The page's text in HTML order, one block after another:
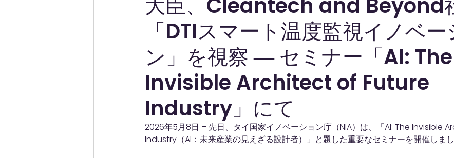
「DTIスマート温度監視イノベー
ン」を視察 ― セミナー「AI: The
Invisible Architect of Future
Industry」にて
2026年5月8日 – 先日、タイ国家イノベーション庁（NIA）は、「AI: The Invisible
Industry（AI：未来産業の見えざる設計者）」と題した重要なセミナーを開催しまし